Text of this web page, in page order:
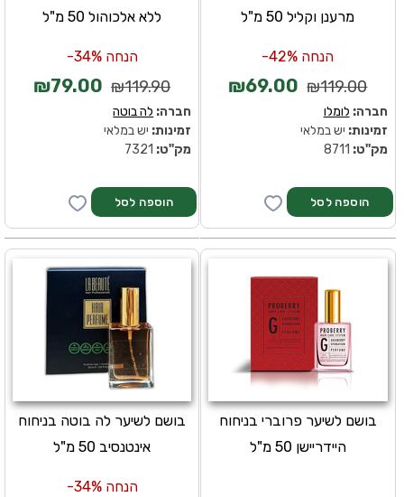
ללא אלכוהול 50 מ"ל
הנחה 34%-
₪119.90
₪79.00
חברה: לה בוטה
זמינות: יש במלאי
מק''ט:
מרענן וקליל 50 מ"ל
הנחה 42%-
₪119.00
₪69.00
חברה: לומלו
זמינות: יש במלאי
מק''ט:
בושם לשיער לה בוטה בניחוח
אינטנסיב 50 מ"ל
הנחה 34%-
בושם לשיער פרוברי בניחוח
היידריישן 50 מ"ל